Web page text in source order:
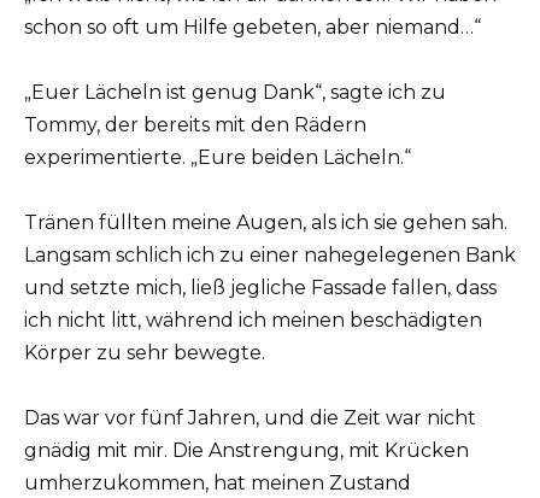
schon so oft um Hilfe gebeten, aber niemand…“
„Euer Lächeln ist genug Dank“, sagte ich zu
Tommy, der bereits mit den Rädern
experimentierte. „Eure beiden Lächeln.“
Tränen füllten meine Augen, als ich sie gehen sah.
Langsam schlich ich zu einer nahegelegenen Bank
und setzte mich, ließ jegliche Fassade fallen, dass
ich nicht litt, während ich meinen beschädigten
Körper zu sehr bewegte.
Das war vor fünf Jahren, und die Zeit war nicht
gnädig mit mir. Die Anstrengung, mit Krücken
umherzukommen, hat meinen Zustand